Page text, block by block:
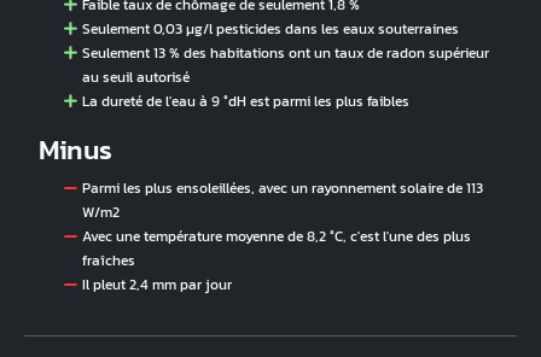
Faible taux de chômage de seulement 1,8 %
Seulement 0,03 µg/l pesticides dans les eaux souterraines
Seulement 13 % des habitations ont un taux de radon supérieur
au seuil autorisé
La dureté de l'eau à 9 °dH est parmi les plus faibles
Minus
Parmi les plus ensoleillées, avec un rayonnement solaire de 113
W/m2
Avec une température moyenne de 8,2 °C, c'est l'une des plus
fraîches
Il pleut 2,4 mm par jour